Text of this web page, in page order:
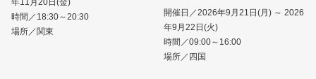
年11月20日(金)
時間／18:30～20:30
場所／関東
開催日／2026年9月21日(月) ～ 2026
年9月22日(火)
時間／09:00～16:00
場所／四国